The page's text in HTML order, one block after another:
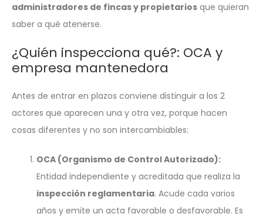
administradores de fincas y propietarios que quieran
saber a qué atenerse.
¿Quién inspecciona qué?: OCA y
empresa mantenedora
Antes de entrar en plazos conviene distinguir a los 2
actores que aparecen una y otra vez, porque hacen
cosas diferentes y no son intercambiables:
OCA (Organismo de Control Autorizado):
Entidad independiente y acreditada que realiza la
inspección reglamentaria. Acude cada varios
años y emite un acta favorable o desfavorable. Es